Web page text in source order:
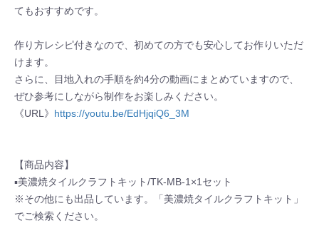
てもおすすめです。
作り方レシピ付きなので、初めての方でも安心してお作りいただ
けます。
さらに、目地入れの手順を約4分の動画にまとめていますので、
ぜひ参考にしながら制作をお楽しみください。
《URL》 https://youtu.be/EdHjqiQ6_3M
【商品内容】
▪美濃焼タイルクラフトキット/TK-MB-1×1セット
※その他にも出品しています。「美濃焼タイルクラフトキット」
でご検索ください。